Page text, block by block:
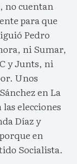
no cuentan
para que
Pedro
ni Sumar,
y Junts, ni
Unos
en La
elecciones
Díaz y
en
Socialista.